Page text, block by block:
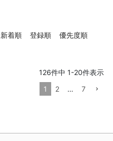
新着順 登録順
優先度順
126件中 1-20件表示
1
2 … 7